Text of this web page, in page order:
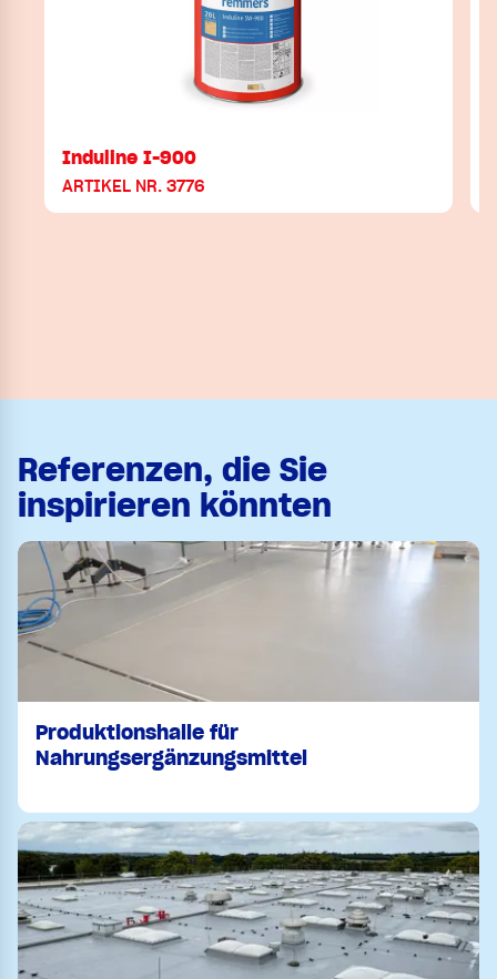
Induline I-900
ARTIKEL NR. 3776
Referenzen, die Sie
inspirieren könnten
Produktionshalle für
Nahrungsergänzungsmittel